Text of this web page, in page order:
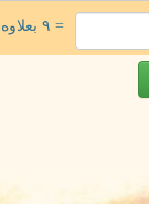
= ۹ بعلاوه ۱